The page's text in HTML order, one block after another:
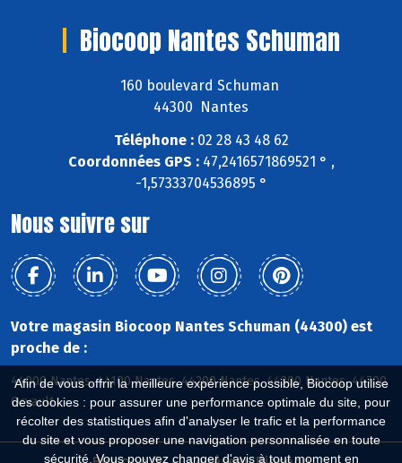
Afin de vous offrir la meilleure expérience possible, Biocoop utilise
des cookies : pour assurer une performance optimale du site, pour
récolter des statistiques afin d'analyser le trafic et la performance
du site et vous proposer une navigation personnalisée en toute
sécurité. Vous pouvez changer d'avis à tout moment en
Biocoop Nantes Schuman
160 boulevard Schuman
44300 Nantes
Téléphone :02 28 43 48 62
Coordonnées GPS :47,2416571869521 ° ,
-1,57333704536895 °
Nous suivre sur
Votre magasin Biocoop Nantes Schuman (44300) est
proche de :
44000 Nantes, 44100 Nantes, 44200 Nantes, 44300 Nantes, 44700
Orvault